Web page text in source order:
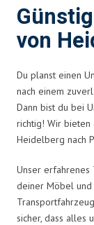
von
Du planst einen
nach einem
Dann bist du bei
richtig! Wir
Heidelberg nach
Unser erfahrenes
deiner Möbel und
sicher, dass alles